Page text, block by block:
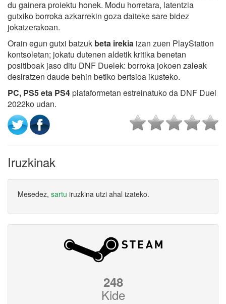
du gainera proiektu honek. Modu horretara, latentzia
gutxiko borroka azkarrekin goza daiteke sare bidez
jokatzerakoan.
Orain egun gutxi batzuk beta irekia izan zuen PlayStation
kontsoletan; jokatu dutenen aldetik kritika benetan
positiboak jaso ditu DNF Duelek: borroka jokoen zaleak
desiratzen daude behin betiko bertsioa ikusteko.
PC, PS5 eta PS4plataformetan estreinatuko da DNF Duel
2022ko udan.
Iruzkinak
Mesedez, sartu iruzkina utzi ahal izateko.
248
Kide